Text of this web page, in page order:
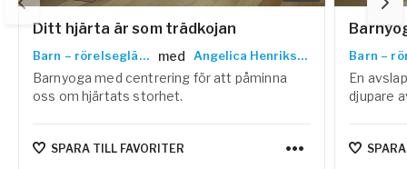
Ditt hjärta är som trädkojan
Barn – rörelseglädje med Angelica Henriksson
Barnyoga med centrering för att påminna
oss om hjärtats storhet.
SPARA TILL FAVORITER
En
djupare